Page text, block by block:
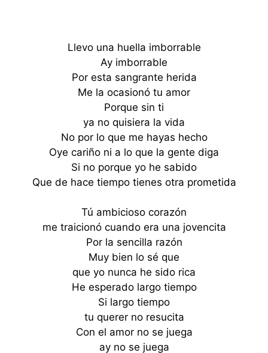
Llevo una huella imborrable
Ay imborrable
Por esta sangrante herida
Me la ocasionó tu amor
Porque sin ti
ya no quisiera la vida
No por lo que me hayas hecho
Oye cariño ni a lo que la gente diga
Si no porque yo he sabido
Que de hace tiempo tienes otra prometida
Tú ambicioso corazón
me traicionó cuando era una jovencita
Por la sencilla razón
Muy bien lo sé que
que yo nunca he sido rica
He esperado largo tiempo
Si largo tiempo
tu querer no resucita
Con el amor no se juega
ay no se juega